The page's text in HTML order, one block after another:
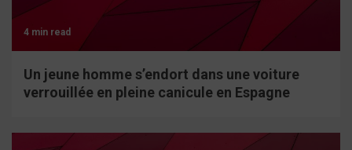
4 min read
Un jeune homme s’endort dans une voiture
verrouillée en pleine canicule en Espagne